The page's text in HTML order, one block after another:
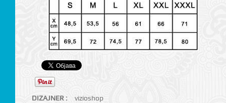
DIZAJNER :
vizioshop